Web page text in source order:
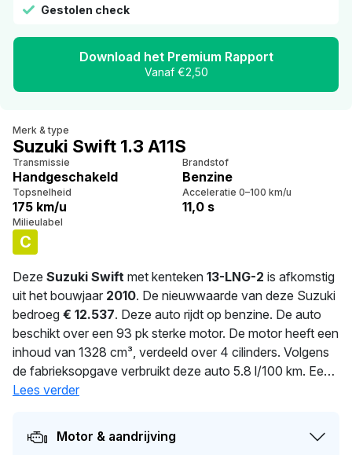
Gestolen check
Download het Premium Rapport
Vanaf €2,50
Merk & type
Suzuki Swift 1.3 A11S
Transmissie
Handgeschakeld
Brandstof
Benzine
Topsnelheid
175 km/u
Acceleratie 0–100 km/u
11,0 s
Milieulabel
C
Deze Suzuki Swift met kenteken 13-LNG-2 is afkomstig
uit het bouwjaar 2010. De nieuwwaarde van deze Suzuki
bedroeg € 12.537. Deze auto rijdt op benzine. De auto
beschikt over een 93 pk sterke motor. De motor heeft een
inhoud van 1328 cm³, verdeeld over 4 cilinders. Volgens
de fabrieksopgave verbruikt deze auto 5.8 l/100 km. Een
uitgebalanceerd gewicht van 1.045 kg voor optimale
plaats in 2026. De volgende APK-keuring staat gepland
voor 11-06-2027. Dit voertuig heeft 1 eigenaren gehad in
Lees verder
Motor & aandrijving